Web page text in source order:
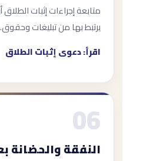
متابعة إجراءات إثبات
يرتبط بها من تبليغات وحقوق.
اقرأ: دعوى إثبات الطلاق
06
النفقة والحضانة